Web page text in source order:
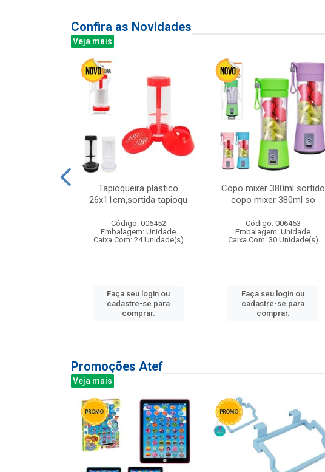
Confira as Novidades
Veja mais
Tapioqueira plastico
26x11cm,sortida tapioqu
Código: 006452
Embalagem: Unidade
Caixa Com: 24 Unidade(s)
Faça seu login ou
cadastre-se para
comprar.
Copo mixer 380ml sortido
copo mixer 380ml so
Código: 006453
Embalagem: Unidade
Caixa Com: 30 Unidade(s)
Faça seu login ou
cadastre-se para
comprar.
Promoções Atef
Veja mais